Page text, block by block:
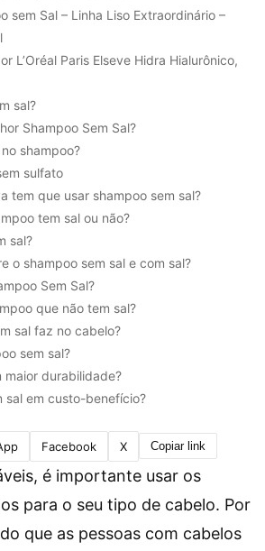
sem Sal – Linha Liso Extraordinário –
L’Oréal Paris Elseve Hidra Hialurônico,
sal?
Shampoo Sem Sal?
shampoo?
sulfato
tem que usar shampoo sem sal?
tem sal ou não?
sal?
o shampoo sem sal e com sal?
Sem Sal?
que não tem sal?
sal faz no cabelo?
sem sal?
maior durabilidade?
sal em custo-benefício?
Facebook X Copiar link
é importante usar os
para o seu tipo de cabelo. Por
que as pessoas com cabelos